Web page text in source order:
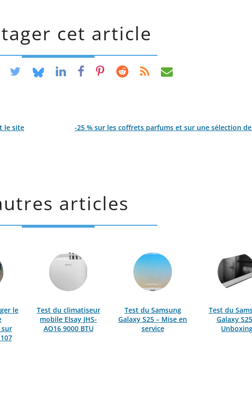
cet article
le site
-25 % sur les coffrets parfums et sur une sélection
articles
le
Test du climatiseur
mobile Elsay JHS-
AO16 9000 BTU
Test du Samsung
Galaxy S25 – Mise en
service
Test du
Galaxy